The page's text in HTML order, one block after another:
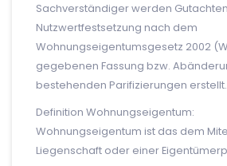
Sachverständiger werden
Nutzwertfestsetzung nach dem
Wohnungseigentumsgesetz 2002
gegebenen Fassung bzw.
bestehenden Parifizierungen erstellt.
Definition Wohnungseigentum:
Wohnungseigentum ist das dem
Liegenschaft oder einer